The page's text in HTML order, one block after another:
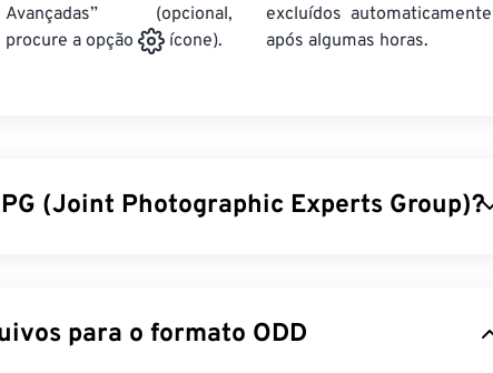
Avançadas” (opcional,
procure a opção
ícone).
excluídos automaticamente
após algumas horas.
(Joint Photographic Experts Group)?
Portanto, o tamanho relativamente pequeno dos
para transporte pela internet e uso em sites. Você pode
Converter outros arquivos para o formato ODD